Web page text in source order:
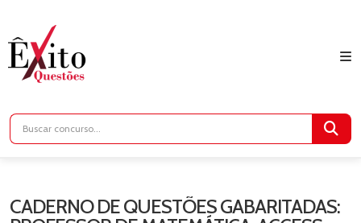
CADERNO DE QUESTÕES GABARITADAS: